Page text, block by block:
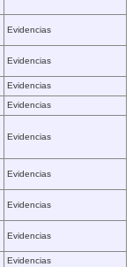
Evidencias
Evidencias
Evidencias
Evidencias
Evidencias
Evidencias
Evidencias
Evidencias
Evidencias